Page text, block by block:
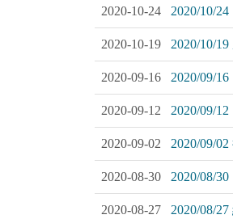
2020-10-24 2020/10/
2020-10-19 2020/10/
2020-09-16 2020/09/
2020-09-12 2020/09/
2020-09-02 2020/09/
2020-08-30 2020/08/
2020-08-27 2020/08/